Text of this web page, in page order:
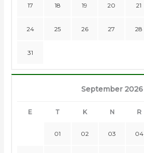
17 18 19 20 21
24 25 26 27 28
31
September 2026
E T K N R
01 02 03 04